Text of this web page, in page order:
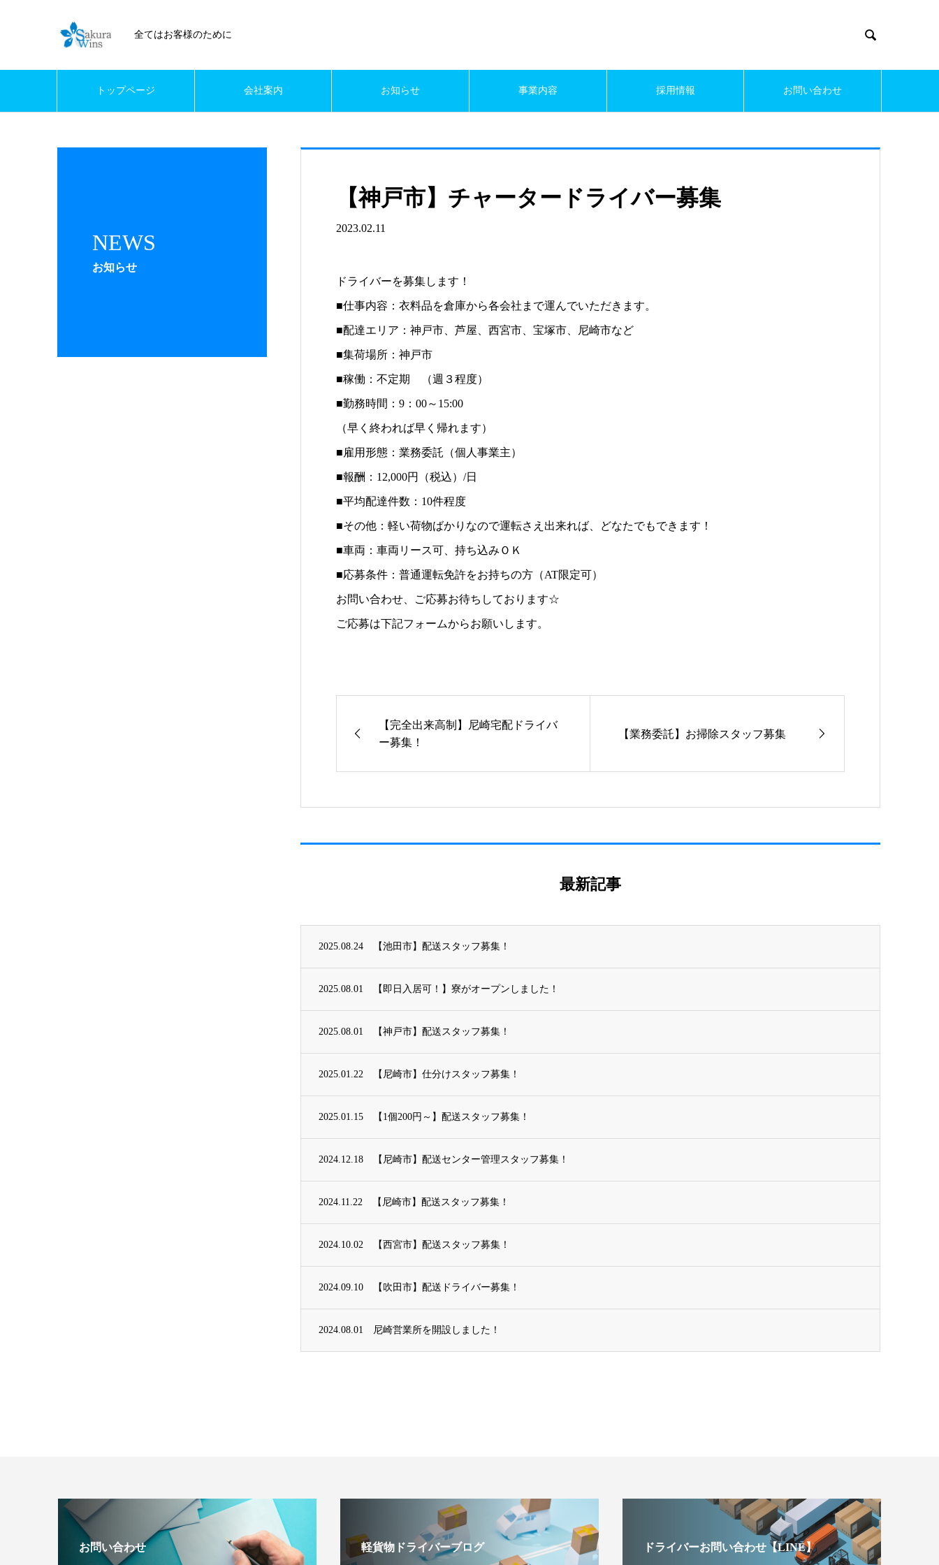
全てはお客様のために 
トップページ 会社案内 お知らせ 事業内容 採用情報 お問い合わせ
NEWS
お知らせ
【神戸市】チャータードライバー募集
2023.02.11
ドライバーを募集します！
■仕事内容：衣料品を倉庫から各会社まで運んでいただきます。
■配達エリア：神戸市、芦屋、西宮市、宝塚市、尼崎市など
■集荷場所：神戸市
■稼働：不定期 （週３程度）
■勤務時間：9：00～15:00
（早く終われば早く帰れます）
■雇用形態：業務委託（個人事業主）
■報酬：12,000円（税込）/日
■平均配達件数：10件程度
■その他：軽い荷物ばかりなので運転さえ出来れば、どなたでもできます！
■車両：車両リース可、持ち込みＯＫ
■応募条件：普通運転免許をお持ちの方（AT限定可）
お問い合わせ、ご応募お待ちしております☆
ご応募は下記フォームからお願いします。
【完全出来高制】尼崎宅配ドライバ
ー募集！
【業務委託】お掃除スタッフ募集
最新記事
2025.08.24 【池田市】配送スタッフ募集！
2025.08.01 【即日入居可！】寮がオープンしました！
2025.08.01 【神戸市】配送スタッフ募集！
2025.01.22 【尼崎市】仕分けスタッフ募集！
2025.01.15 【1個200円～】配送スタッフ募集！
2024.12.18 【尼崎市】配送センター管理スタッフ募集！
2024.11.22 【尼崎市】配送スタッフ募集！
2024.10.02 【西宮市】配送スタッフ募集！
2024.09.10 【吹田市】配送ドライバー募集！
2024.08.01 尼崎営業所を開設しました！
お問い合わせ 軽貨物ドライバーブログ ドライバーお問い合わせ【LINE】